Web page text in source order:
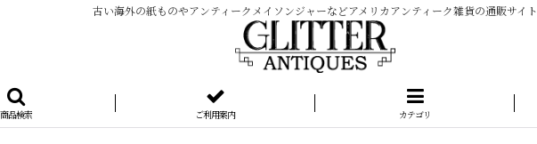
古い海外の紙ものやアンティークメイソンジャーなどアメリカアンティーク雑貨の通販サイト
商品検索 ご利用案内 カテゴリ